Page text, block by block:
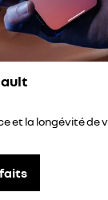
et la longévité de